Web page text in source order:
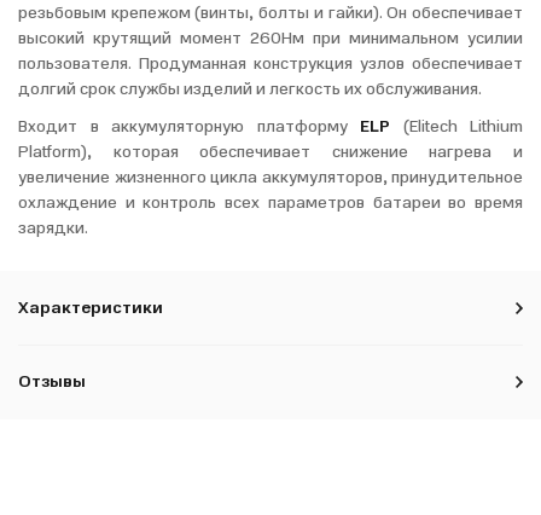
резьбовым крепежом (винты, болты и гайки). Он обеспечивает
высокий крутящий момент 260Нм при минимальном усилии
пользователя. Продуманная конструкция узлов обеспечивает
долгий срок службы изделий и легкость их обслуживания.
Входит в аккумуляторную платформу ELP (Elitech Lithium
Platform), которая обеспечивает снижение нагрева и
увеличение жизненного цикла аккумуляторов, принудительное
охлаждение и контроль всех параметров батареи во время
зарядки.
Характеристики
Отзывы